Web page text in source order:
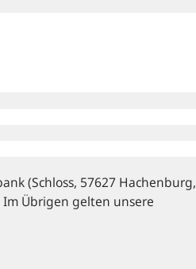
(Schloss, 57627 Hachenburg,
Im Übrigen gelten unsere